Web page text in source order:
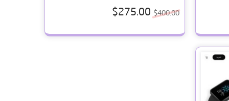
5.00
من 5
$400.00
$275.00